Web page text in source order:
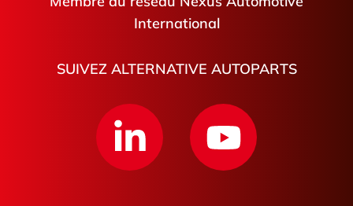
International
SUIVEZ ALTERNATIVE AUTOPARTS